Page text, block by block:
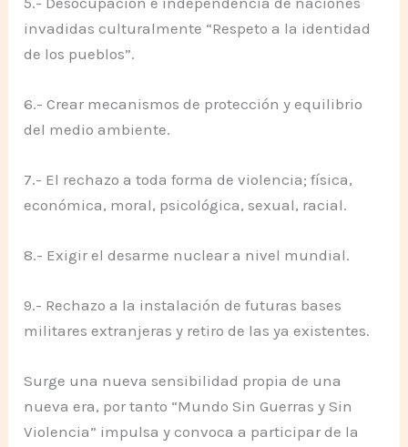
invadidas culturalmente “Respeto a la identidad
de los pueblos”.
6.- Crear mecanismos de protección y equilibrio
del medio ambiente.
7.- El rechazo a toda forma de violencia; física,
económica, moral, psicológica, sexual, racial.
8.- Exigir el desarme nuclear a nivel mundial.
9.- Rechazo a la instalación de futuras bases
militares extranjeras y retiro de las ya existentes.
Surge una nueva sensibilidad propia de una
nueva era, por tanto “Mundo Sin Guerras y Sin
Violencia” impulsa y convoca a participar de la